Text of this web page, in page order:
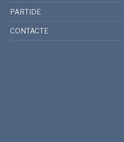
PARTIDE
CONTACTE